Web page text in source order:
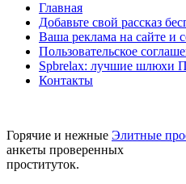
Главная
Добавьте свой рассказ
Ваша реклама на сайте и
Пользовательское
Spbrelax: лучшие шлюхи
Контакты
Горячие и нежные Элитные
анкеты проверенных
проституток.